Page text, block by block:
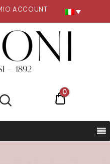
ACCOUNT
€0
0